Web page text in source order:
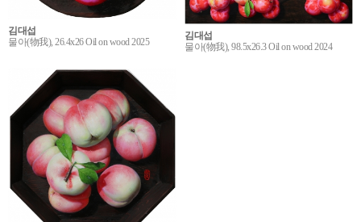
김대섭
물아(物我), 26.4x26 Oil on wood 2025
김대섭
물아(物我), 98.5x26.3 Oil on wood 2024